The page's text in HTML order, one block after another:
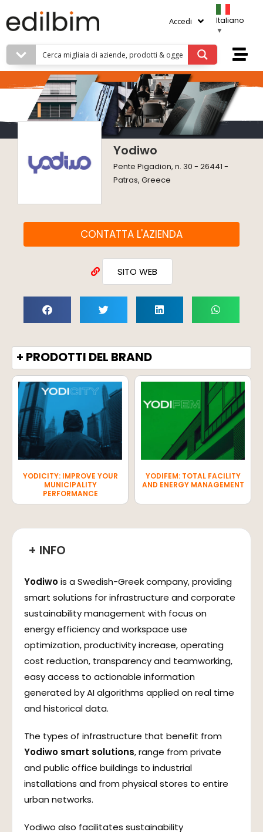
Accedi
Italiano
▼
Yodiwo
Pente Pigadion, n. 30 - 26441 -
Patras, Greece
CONTATTA L'AZIENDA
SITO WEB
+ PRODOTTI DEL BRAND
YODICITY: IMPROVE YOUR
MUNICIPALITY
PERFORMANCE
YODIFEM: TOTAL FACILITY
AND ENERGY MANAGEMENT
+ INFO
Yodiwois a Swedish-Greek company, providing
smart solutions for infrastructure and corporate
sustainability management with focus on
energy efficiency and workspace use
optimization, productivity increase, operating
cost reduction, transparency and teamworking,
easy access to actionable information
generated by AI algorithms applied on real time
and historical data.
The types of infrastructure that benefit from
Yodiwo smart solutions, range from private
and public office buildings to industrial
installations and from physical stores to entire
urban networks.
Yodiwo also facilitates sustainability